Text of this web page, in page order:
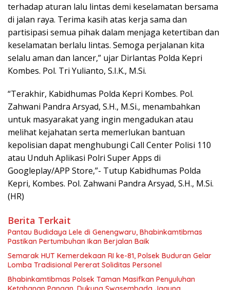
terhadap aturan lalu lintas demi keselamatan bersama
di jalan raya. Terima kasih atas kerja sama dan
partisipasi semua pihak dalam menjaga ketertiban dan
keselamatan berlalu lintas. Semoga perjalanan kita
selalu aman dan lancer,” ujar Dirlantas Polda Kepri
Kombes. Pol. Tri Yulianto, S.I.K., M.Si.
“Terakhir, Kabidhumas Polda Kepri Kombes. Pol.
Zahwani Pandra Arsyad, S.H., M.Si., menambahkan
untuk masyarakat yang ingin mengadukan atau
melihat kejahatan serta memerlukan bantuan
kepolisian dapat menghubungi Call Center Polisi 110
atau Unduh Aplikasi Polri Super Apps di
Googleplay/APP Store,”- Tutup Kabidhumas Polda
Kepri, Kombes. Pol. Zahwani Pandra Arsyad, S.H., M.Si.
(HR)
Berita Terkait
Pantau Budidaya Lele di Genengwaru, Bhabinkamtibmas
Pastikan Pertumbuhan Ikan Berjalan Baik
Semarak HUT Kemerdekaan RI ke-81, Polsek Buduran Gelar
Lomba Tradisional Pererat Soliditas Personel
Bhabinkamtibmas Polsek Taman Masifkan Penyuluhan